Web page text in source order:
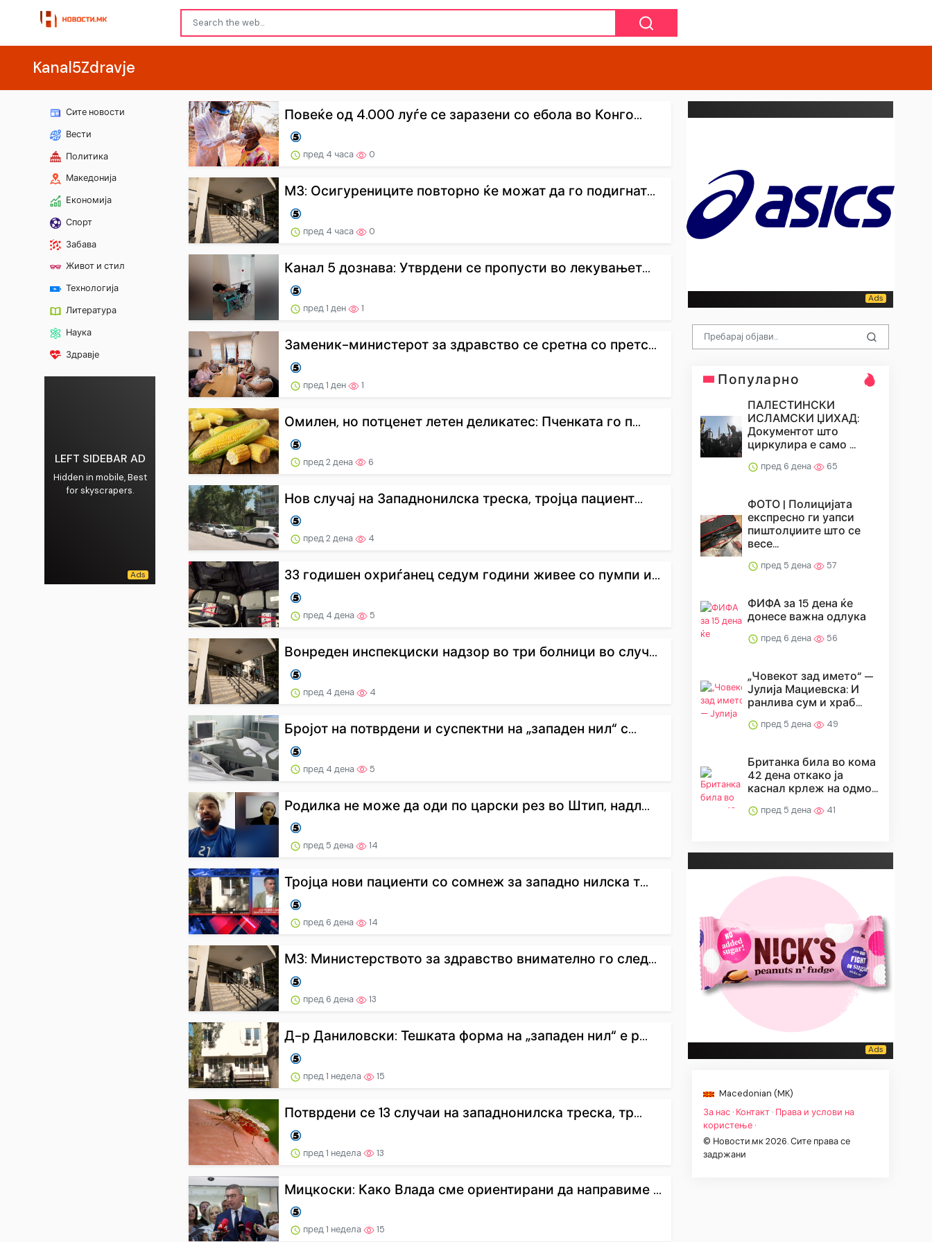
Kanal5Zdravje
Сите новости
Вести
Политика
Македонија
Економија
Спорт
Забава
Живот и стил
Технологија
Литература
Наука
Здравје
LEFT SIDEBAR AD
Hidden in mobile, Best
for skyscrapers.
Повеќе од 4.000 луѓе се заразени со ебола во Конго...
пред 4 часа 0
МЗ: Осигурениците повторно ќе можат да го подигнат...
пред 4 часа 0
Канал 5 дознава: Утврдени се пропусти во лекувањет...
пред 1 ден 1
Заменик-министерот за здравство се сретна со претс...
пред 1 ден 1
Омилен, но потценет летен деликатес: Пченката го п...
пред 2 дена 6
Нов случај на Западнонилска треска, тројца пациент...
пред 2 дена 4
33 годишен охриѓанец седум години живее со пумпи и...
пред 4 дена 5
Вонреден инспекциски надзор во три болници во случ...
пред 4 дена 4
Бројот на потврдени и суспектни на „западен нил“ с...
пред 4 дена 5
Родилка не може да оди по царски рез во Штип, надл...
пред 5 дена 14
Тројца нови пациенти со сомнеж за западно нилска т...
пред 6 дена 14
МЗ: Министерството за здравство внимателно го след...
пред 6 дена 13
Д-р Даниловски: Тешката форма на „западен нил“ е р...
пред 1 недела 15
Потврдени се 13 случаи на западнонилска треска, тр...
пред 1 недела 13
Мицкоски: Како Влада сме ориентирани да направиме ...
пред 1 недела 15
Популарно
ПАЛЕСТИНСКИ
ИСЛАМСКИ ЏИХАД:
Документот што
циркулира е само ...
пред 6 дена 65
ФОТО | Полицијата
експресно ги уапси
пиштолџиите што се
весе...
пред 5 дена 57
ФИФА за 15 дена ќе
донесе важна одлука
пред 6 дена 56
„Човекот зад името“ —
Јулија Мациевска: И
ранлива сум и храб...
пред 5 дена 49
Британка била во кома
42 дена откако ја
каснал крлеж на одмо...
пред 5 дена 41
Macedonian (MK)
За нас · Контакт · Права и услови на
користење ·
© Новости.мк 2026. Сите права се
задржани